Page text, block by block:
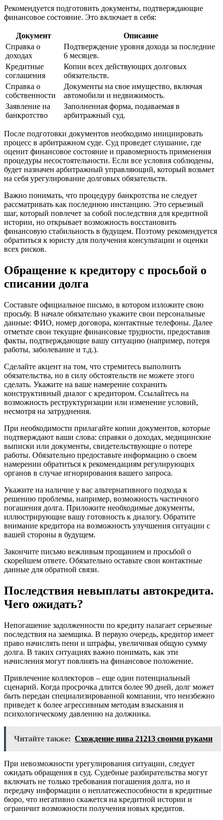
Рекомендуется подготовить документы, подтверждающие
финансовое состояние. Это включает в себя:
Документ
Описание
Справка о
доходах
Подтверждение уровня дохода за последние
6 месяцев.
Кредитные
соглашения
Копии всех действующих долговых
обязательств.
Справка о
собственности
Документы на свое имущество, включая
автомобили и недвижимость.
Заявление на
банкротство
Заполненная форма, подаваемая в
арбитражный суд.
После подготовки документов необходимо инициировать
процесс в арбитражном суде. Суд проведет слушание, где
оценит финансовое состояние и правомерность применения
процедуры несостоятельности. Если все условия соблюдены,
будет назначен арбитражный управляющий, который возьмет
на себя урегулирование долговых обязательств.
Важно понимать, что процедуру банкротства не следует
рассматривать как последнюю инстанцию. Это серьезный
шаг, который повлечет за собой последствия для кредитной
истории, но открывает возможность восстановить
финансовую стабильность в будущем. Поэтому рекомендуется
обратиться к юристу для получения консультации и оценки
всех рисков.
Обращение к кредитору с просьбой о
списании долга
Составьте официальное письмо, в котором изложите свою
просьбу. В начале обязательно укажите свои персональные
данные: ФИО, номер договора, контактные телефоны. Далее
отметьте свои текущие финансовые трудности, предоставив
факты, подтверждающие вашу ситуацию (например, потеря
работы, заболевание и т.д.).
Сделайте акцент на том, что стремитесь выполнить
обязательства, но в силу обстоятельств не можете этого
сделать. Укажите на ваше намерение сохранить
конструктивный диалог с кредитором. Ссылайтесь на
возможность реструктуризации или изменение условий,
несмотря на затруднения.
При необходимости прилагайте копии документов, которые
подтверждают ваши слова: справки о доходах, медицинские
выписки или документы, свидетельствующие о потере
работы. Обязательно предоставьте информацию о своем
намерении обратиться к рекомендациям регулирующих
органов в случае игнорирования вашего запроса.
Укажите на наличие у вас альтернативного подхода к
решению проблемы, например, возможность частичного
погашения долга. Приложите необходимые документы,
иллюстрирующие вашу готовность к диалогу. Обратите
внимание кредитора на возможность улучшения ситуации с
вашей стороны в будущем.
Закончите письмо вежливым прощанием и просьбой о
скорейшем ответе. Обязательно оставьте свои контактные
данные для обратной связи.
Последствия невыплаты автокредита.
Чего ожидать?
Непогашение задолженности по кредиту налагает серьезные
последствия на заемщика. В первую очередь, кредитор имеет
право начислять пени и штрафы, увеличивая общую сумму
долга. В таких ситуациях важно понимать, как эти
начисления могут повлиять на финансовое положение.
Привлечение коллекторов – еще один потенциальный
сценарий. Когда просрочка длится более 90 дней, долг может
быть передан специализированной компании, что неизбежно
приведет к более агрессивным методам взыскания и
психологическому давлению на должника.
Читайте также: Схождение нива 21213 своими руками
При невозможности урегулирования ситуации, следует
ожидать обращения в суд. Судебные разбирательства могут
включать не только требования погашения долга, но и
передачу информации о неплатежеспособности в кредитные
бюро, что негативно скажется на кредитной истории и
ограничит возможности получения новых кредитов.